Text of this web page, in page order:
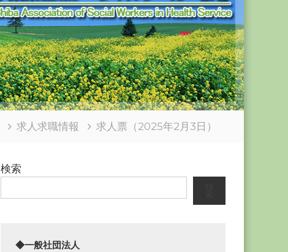
求人求職情報 求人票（2025年2月3日）
検索
◆一般社団法人